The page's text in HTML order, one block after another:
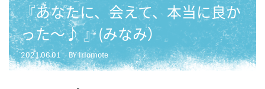
『あなたに、会えて、本当に良か
った～♪ 』(みなみ）
2021.06.01 BY iriomote